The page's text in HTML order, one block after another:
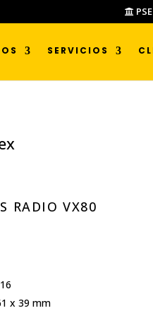
SERVICIOS
RADIO VX80
16
x 39 mm